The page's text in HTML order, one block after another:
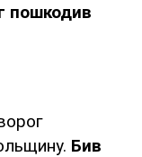
пошкодив
Бив